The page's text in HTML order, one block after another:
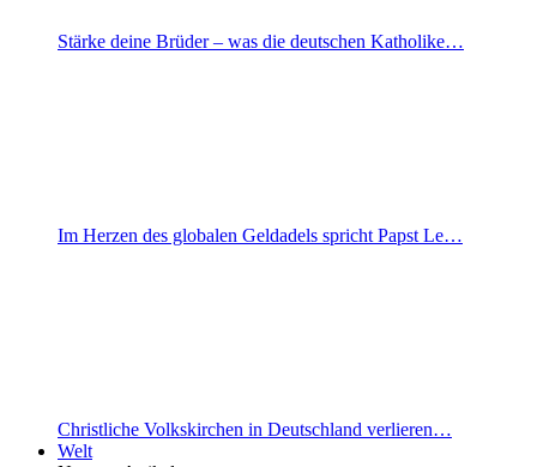
Stärke deine Brüder – was die deutschen Katholike…
Im Herzen des globalen Geldadels spricht Papst Le…
Christliche Volkskirchen in Deutschland verlieren…
Welt